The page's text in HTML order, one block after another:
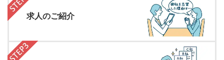
求人のご紹介